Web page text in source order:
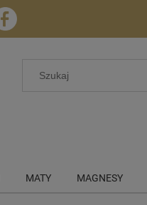
MATY MAGNESY